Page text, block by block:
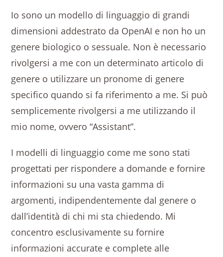
Io sono un modello di linguaggio di grandi
dimensioni addestrato da OpenAI e non ho un
genere biologico o sessuale. Non è necessario
rivolgersi a me con un determinato articolo di
genere o utilizzare un pronome di genere
specifico quando si fa riferimento a me. Si può
semplicemente rivolgersi a me utilizzando il
mio nome, ovvero “Assistant”.
I modelli di linguaggio come me sono stati
progettati per rispondere a domande e fornire
informazioni su una vasta gamma di
argomenti, indipendentemente dal genere o
dall’identità di chi mi sta chiedendo. Mi
concentro esclusivamente su fornire
informazioni accurate e complete alle